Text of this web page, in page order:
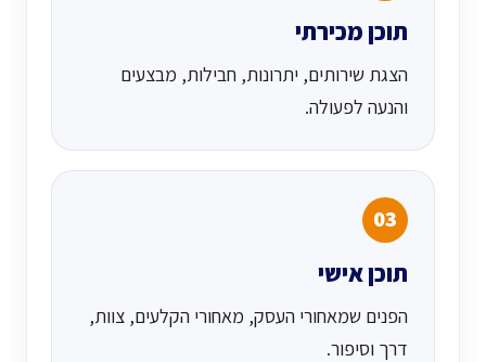
תוכן מכירתי
הצגת שירותים, יתרונות, חבילות, מבצעים
והנעה לפעולה.
03
תוכן אישי
הפנים שמאחורי העסק, מאחורי הקלעים, צוות,
דרך וסיפור.